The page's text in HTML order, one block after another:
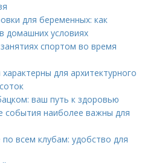
для беременных: как
домашних условиях
спортом во время
для архитектурного
ваш путь к здоровью
события наиболее важны для
всем клубам: удобство для